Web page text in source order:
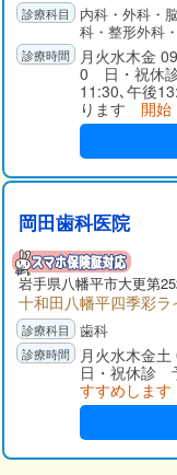
内科・外科・
科・整形外科
月火水木金
0 日・祝休
11:30､午後
ります 開始
岡田歯科医院
岩手県八幡平市大更第
十和田八幡平四季彩
歯科
月火水木金
日・祝休診
すすめします